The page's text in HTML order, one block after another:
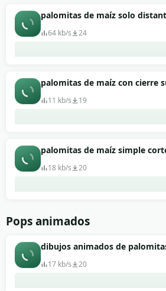
palomitas de maíz solo
64 kb/s 24
palomitas de maíz con cierre
11 kb/s 19
palomitas de maíz simple
18 kb/s 20
Pops animados
dibujos animados de
17 kb/s 20